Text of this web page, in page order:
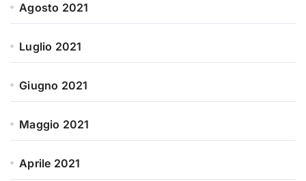
Agosto 2021
Luglio 2021
Giugno 2021
Maggio 2021
Aprile 2021